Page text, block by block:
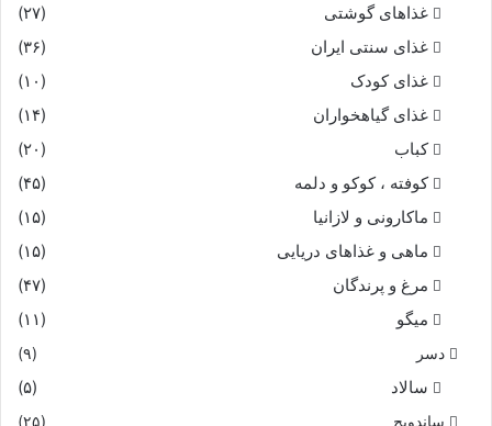
غذاهای گوشتی
(۲۷)
غذای سنتی ایران
(۳۶)
غذای کودک
(۱۰)
غذای گیاهخواران
(۱۴)
کباب
(۲۰)
کوفته ، کوکو و دلمه
(۴۵)
ماکارونی و لازانیا
(۱۵)
ماهی و غذاهای دریایی
(۱۵)
مرغ و پرندگان
(۴۷)
میگو
(۱۱)
دسر (۹)
سالاد (۵)
ساندویچ (۲۵)